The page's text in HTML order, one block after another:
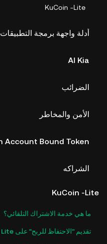
KuCoin -Lite
أدلة واجهة برمجة التطبيقات
AI Kia
الضرائب
الأمن والمخاطر
Account Bound Token
الشراكه
KuCoin -Lite
ما هي خدمة الاشتراك التلقائي؟
تقديم "الاحتفاظ للربح" على KuCoin Lite